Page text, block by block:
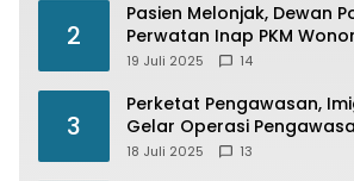
2
Pasien Melonjak, Dewan
Perwatan Inap PKM
di Fungsikan
19 Juli 2025 14
3
Perketat Pengawasan,
Gelar Operasi
“Wirawaspada” Serentak
18 Juli 2025 13